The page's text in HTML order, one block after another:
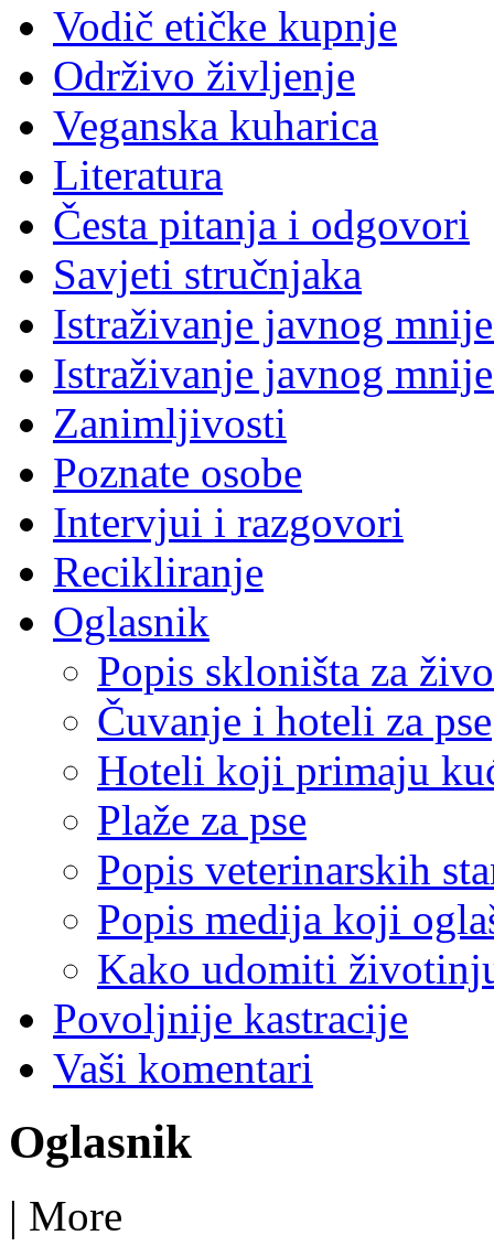
Vodič etičke kupnje
Održivo življenje
Veganska kuharica
Literatura
Česta pitanja i odgovori
Savjeti stručnjaka
Istraživanje javnog
Istraživanje javnog
Zanimljivosti
Poznate osobe
Intervjui i razgovori
Recikliranje
Oglasnik
Popis skloništa za
Čuvanje i hoteli za pse
Hoteli koji primaju
Plaže za pse
Popis veterinarskih
Popis medija koji
Kako udomiti
Povoljnije kastracije
Vaši komentari
Oglasnik
| More